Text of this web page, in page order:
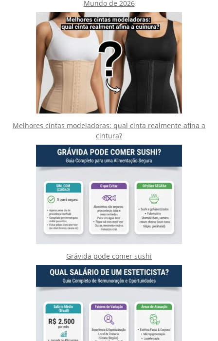
Mundo de 2026
Melhores cintas modeladoras: qual cinta realmente afina a
cintura?
Grávida pode comer sushi